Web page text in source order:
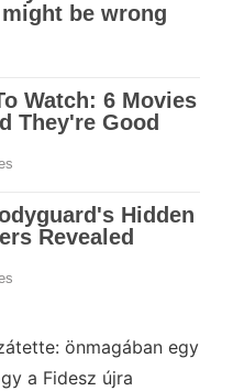
önmagában egy
a Fidesz újra